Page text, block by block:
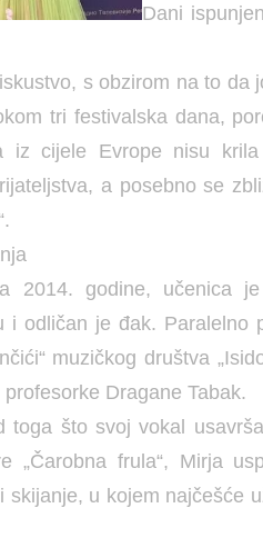
Dani
s obzirom na to da
tri festivalska dana,
iz cijele Evrope nisu
a posebno se
2014. godine, učenica
i odličan je đak. Paralelno
muzičkog društva
Dragane Tabak.
što svoj vokal
„Čarobna frula“, Mirja
skijanje, u kojem najčešće